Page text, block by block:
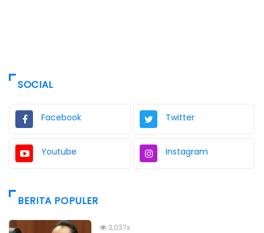
SOCIAL
Facebook Twitter
Youtube Instagram
BERITA POPULER
3,037x